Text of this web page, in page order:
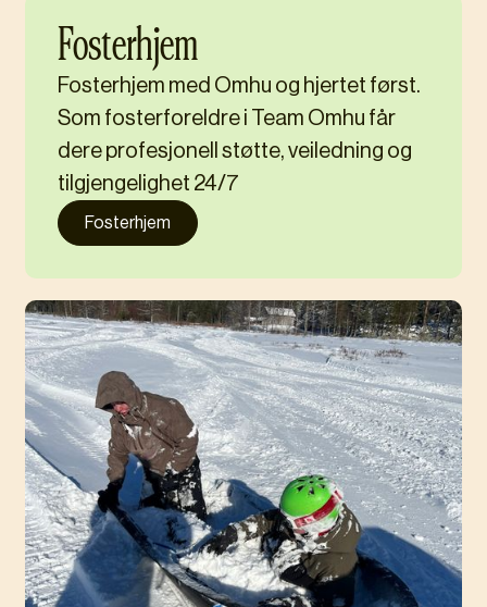
Fosterhjem
Fosterhjem med Omhu og hjertet først.
Som fosterforeldre i Team Omhu får
dere profesjonell støtte, veiledning og
tilgjengelighet 24/7
Fosterhjem